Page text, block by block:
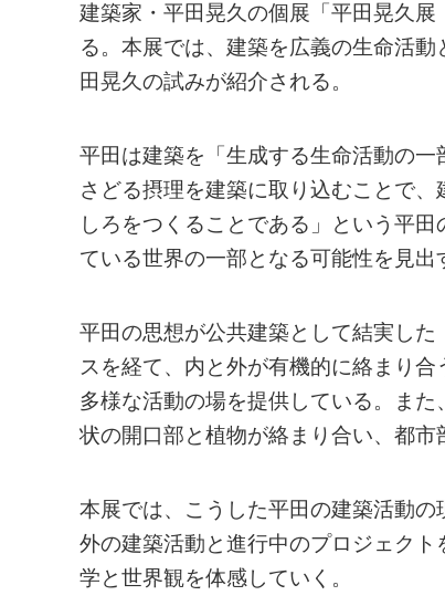
建築家・平田晃久の個展「平田晃久
る。本展では、建築を広義の生命活
田晃久の試みが紹介される。
平田は建築を「生成する生命活動の
さどる摂理を建築に取り込むことで
しろをつくることである」という平
ている世界の一部となる可能性を見出
平田の思想が公共建築として結実し
スを経て、内と外が有機的に絡まり
多様な活動の場を提供している。ま
状の開口部と植物が絡まり合い、都市
本展では、こうした平田の建築活動
外の建築活動と進行中のプロジェク
学と世界観を体感していく。